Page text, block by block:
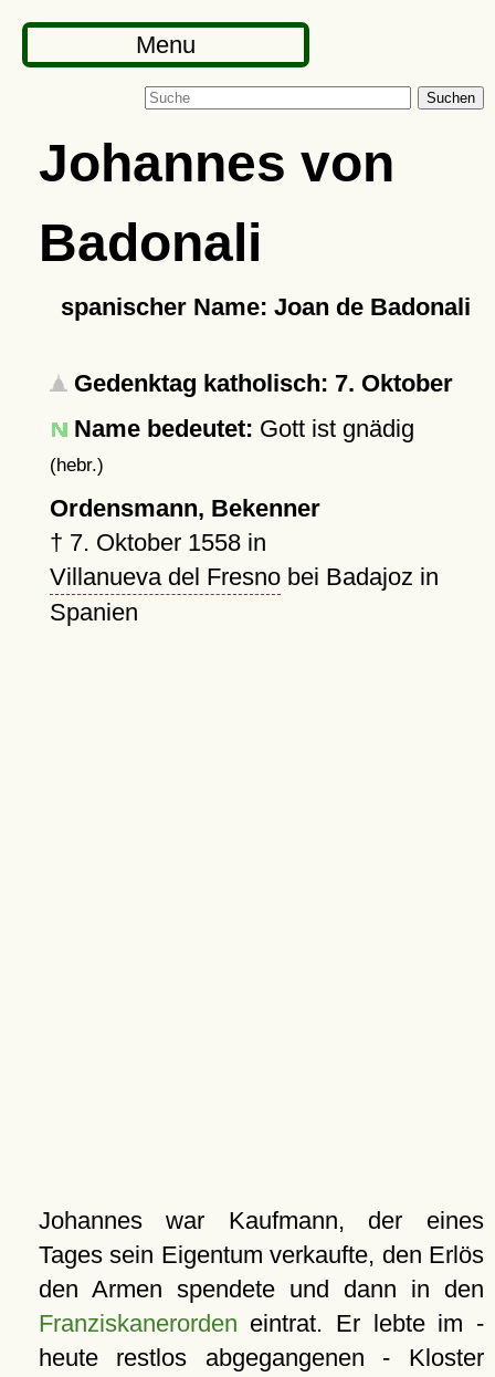
Menu
Suchen
Johannes von
Badonali
spanischer Name: Joan de Badonali
Gedenktag katholisch: 7. Oktober
Name bedeutet: Gott ist gnädig
(hebr.)
Ordensmann, Bekenner
† 7. Oktober 1558in
Villanueva del Fresnobei Badajoz in
Spanien
Johannes war Kaufmann, der eines
Tages sein Eigentum verkaufte, den Erlös
den Armen spendete und dann in den
Franziskanerorden eintrat. Er lebte im -
heute restlos abgegangenen - Kloster